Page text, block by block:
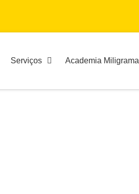
Serviços Academia Miligrama